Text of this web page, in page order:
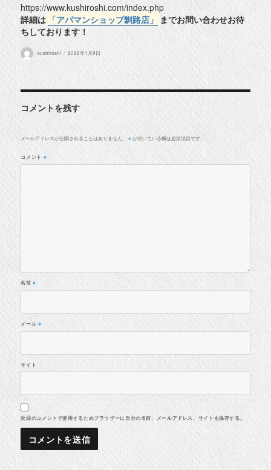
https://www.kushiroshi.com/index.php
詳細は 「アパマンショップ釧路店」
までお問い合わせお待
ちしております！
投
kushiroshi
投
2026年1月9日
コメントを残す
メールアドレスが公開されることはありません。 ※ が付いている欄は必須項目です
コメント ※
名前※
メール ※
サイト
次回のコメントで使用するためブラウザーに自分の名前、メールアドレス、サイトを保存する。